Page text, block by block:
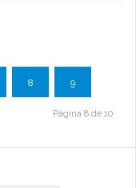
8 9
Página 8 de 10